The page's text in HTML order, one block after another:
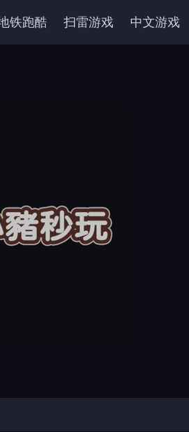
铁跑酷 扫雷游戏 中文游戏